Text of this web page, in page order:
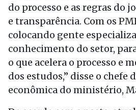
do processo e as regras do
e transparência. Com os
colocando gente
conhecimento do setor,
o que acelera o processo e
dos estudos,” disse o chefe
econômica do ministério,